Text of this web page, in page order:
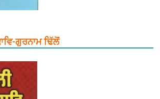
ਗੁਰਨਾਮ ਢਿੱਲੋਂ